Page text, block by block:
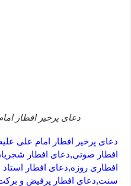
دعای پرخیر افطار
دعای پرخیر افطار امام علی
افطار صوتی,دعای افطار
افطاری روزه,دعای افطار
سنت,دعای افطار پرفیض و